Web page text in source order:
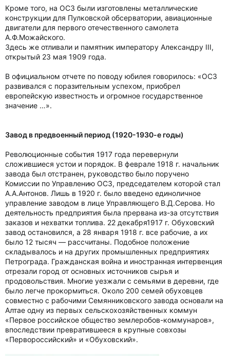
Кроме того, на ОСЗ были изготовлены металлические
конструкции для Пулковской обсерватории, авиационные
двигатели для первого отечественного самолета
А.Ф.Можайского.
Здесь же отливали и памятник императору Александру III,
открытый 23 мая 1909 года.
В официальном отчете по поводу юбилея говорилось: «ОСЗ
развивался с поразительным успехом, приобрел
европейскую известность и огромное государственное
значение …».
Завод в предвоенный период (1920-1930-е годы)
Революционные события 1917 года перевернули
сложившиеся устои и порядок. В феврале 1918 г. начальник
завода был отстранен, руководство было поручено
Комиссии по Управлению ОСЗ, председателем которой стал
А.А.Антонов. Лишь в 1920 г. было введено единоличное
управление заводом в лице Управляющего В.Д.Серова. Но
деятельность предприятия была прервана из-за отсутствия
заказов и нехватки топлива. 22 декабря1917 г. Обуховский
завод остановился, а 28 января 1918 г. все рабочие, а их
было 12 тысяч — рассчитаны. Подобное положение
складывалось и на других промышленных предприятиях
Петрограда. Гражданская война и иностранная интервенция
отрезали город от основных источников сырья и
продовольствия. Многие уезжали с семьями в деревни, где
было легче прокормиться. Около 200 семей обуховцев
совместно с рабочими Семянниковского завода основали на
Алтае одну из первых сельскохозяйственных коммун
«Первое российское общество землеробов-коммунаров»,
впоследствии превратившееся в крупные совхозы
«Первороссийский» и «Обуховский».